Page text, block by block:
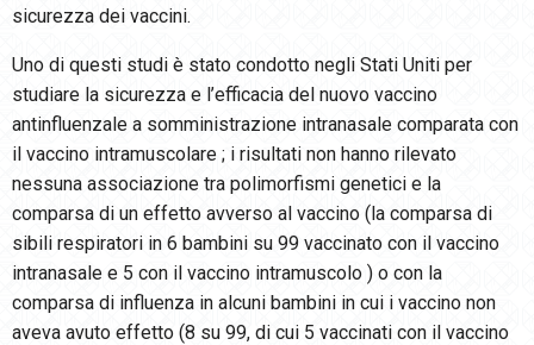
sicurezza dei vaccini.
Uno di questi studi è stato condotto negli Stati Uniti per
studiare la sicurezza e l’efficacia del nuovo vaccino
antinfluenzale a somministrazione intranasale comparata con
il vaccino intramuscolare ; i risultati non hanno rilevato
nessuna associazione tra polimorfismi genetici e la
comparsa di un effetto avverso al vaccino (la comparsa di
sibili respiratori in 6 bambini su 99 vaccinato con il vaccino
intranasale e 5 con il vaccino intramuscolo ) o con la
comparsa di influenza in alcuni bambini in cui i vaccino non
aveva avuto effetto (8 su 99, di cui 5 vaccinati con il vaccino